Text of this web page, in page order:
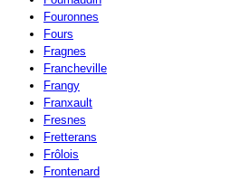
Fouronnes
Fours
Fragnes
Francheville
Frangy
Franxault
Fresnes
Fretterans
Frôlois
Frontenard